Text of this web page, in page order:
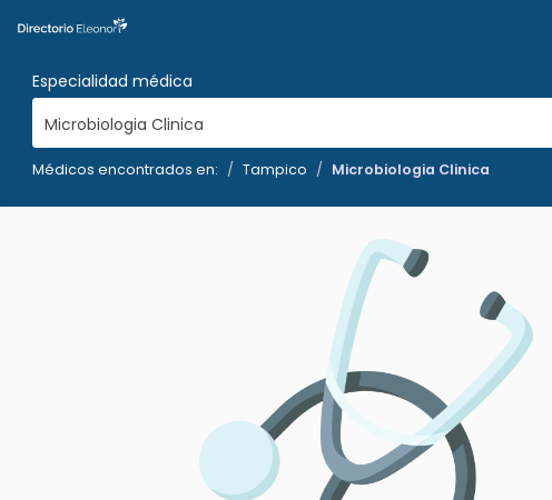
Especialidad médica
Microbiologia Clinica
Médicos encontrados en: Tampico Microbiologia Clinica